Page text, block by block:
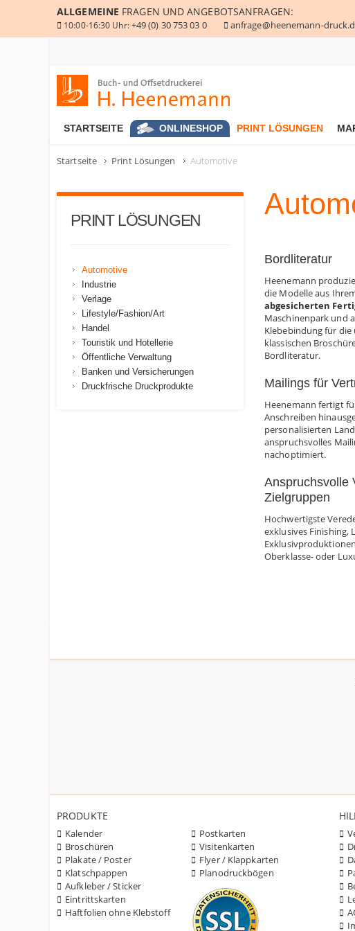
ALLGEMEINE FRAGEN UND ANGEBOTSANFRAGEN:
10:00-16:30 Uhr:+49 (0) 30 753 03 0 anfrage@heenemann-
STARTSEITE ONLINESHOP PRINT LÖSUNGEN
Startseite Print Lösungen Automotive
Bordliteratur
Heenemann
die Modelle aus
abgesicherten
Maschinenpark und
Klebebindung für
klassischen
Bordliteratur.
Mailings für
Heenemann fertigt
Anschreiben
personalisierten
anspruchsvolles
nachoptimiert.
Anspruchsvolle
Zielgruppen
Hochwertigste
exklusives Finishing,
Oberklasse- oder
PRINT LÖSUNGEN
Automotive
Industrie
Verlage
Lifestyle/Fashion/Art
Handel
Touristik und Hotellerie
Öffentliche Verwaltung
Banken und Versicherungen
Druckfrische Druckprodukte
PRODUKTE
Kalender
Broschüren
Plakate / Poster
Klatschpappen
Aufkleber / Sticker
Eintrittskarten
Haftfolien ohne Klebstoff
Postkarten
Visitenkarten
Flyer / Klappkarten
Planodruckbögen